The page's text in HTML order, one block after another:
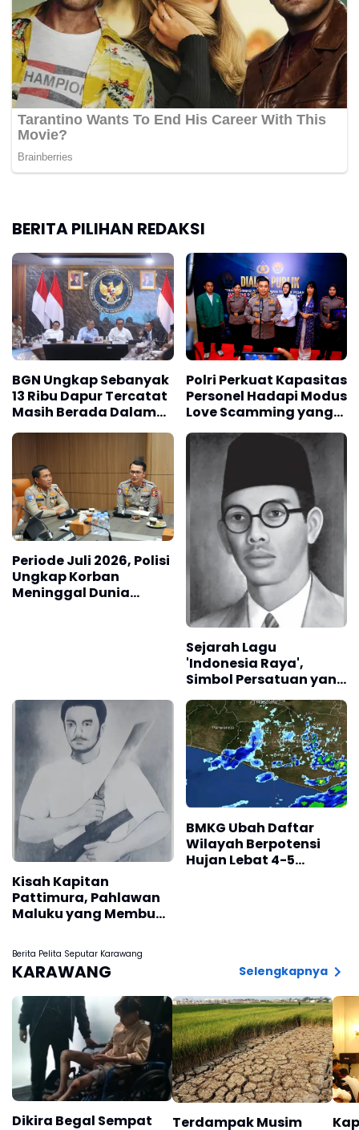
BERITA PILIHAN REDAKSI
BGN Ungkap Sebanyak
13 Ribu Dapur Tercatat
Masih Berada Dalam
Berbagai Tahapan
Verifikasi dan Belum
Seluruhnya Siap
Beroperasi
Polri Perkuat Kapasitas
Personel Hadapi Modus
Love Scamming yang
Kian Kompleks
Periode Juli 2026, Polisi
Ungkap Korban
Meninggal Dunia
Sejarah Lagu
'Indonesia Raya',
Simbol Persatuan yang
Lahir Sebelum
Kemerdekaan
Kisah Kapitan
Pattimura, Pahlawan
Maluku yang Membuat
BMKG Ubah Daftar
Wilayah Berpotensi
Hujan Lebat 4-5
Berita Pelita Seputar Karawang
KARAWANG Selengkapnya
Dikira Begal Sempat
Terdampak Musim